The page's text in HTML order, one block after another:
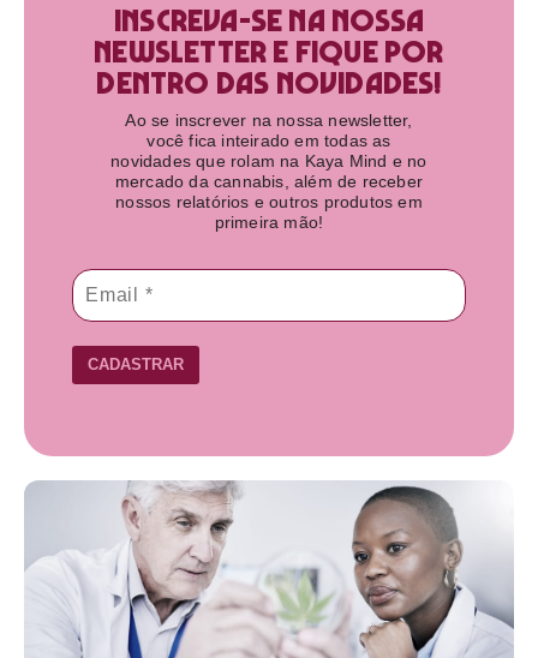
Inscreva-se na nossa
newsletter e fique por
dentro das novidades!​
Ao se inscrever na nossa newsletter,
você fica inteirado em todas as
novidades que rolam na Kaya Mind e no
mercado da cannabis, além de receber
nossos relatórios e outros produtos em
primeira mão!
CADASTRAR